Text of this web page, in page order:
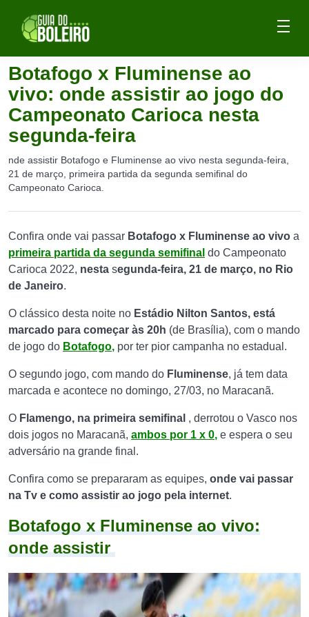
Botafogo x Fluminense ao
vivo: onde assistir ao jogo do
Campeonato Carioca nesta
segunda-feira
nde assistir Botafogo e Fluminense ao vivo nesta segunda-feira,
21 de março, primeira partida da segunda semifinal do
Campeonato Carioca.
Confira onde vai passar Botafogo x Fluminense ao vivo a
primeira partida da segunda semifinal do Campeonato
Carioca 2022, nesta segunda-feira, 21 de março, no Rio
de Janeiro.
O clássico desta noite no Estádio Nilton Santos, está
marcado para começar às 20h (de Brasília), com o mando
de jogo do Botafogo, por ter pior campanha no estadual.
O segundo jogo, com mando do Fluminense, já tem data
marcada e acontece no domingo, 27/03, no Maracanã.
O Flamengo, na primeira semifinal , derrotou o Vasco nos
dois jogos no Maracanã, ambos por 1 x 0, e espera o seu
adversário na grande final.
Confira como se prepararam as equipes, onde vai passar
na Tv e como assistir ao jogo pela internet.
Botafogo x Fluminense ao vivo:
onde assistir